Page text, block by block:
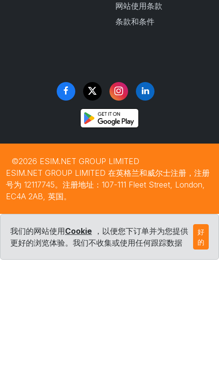
网站使用条款
条款和条件
©2026 ESIM.NET GROUP LIMITED
ESIM.NET GROUP LIMITED 在英格兰和威尔士注册，注册
号为 12117745。注册地址：107-111 Fleet Street, London,
EC4A 2AB, 英国。
我们的网站使用Cookie ，以便您下订单并为您提供
更好的浏览体验。我们不收集或使用任何跟踪数据
好
的